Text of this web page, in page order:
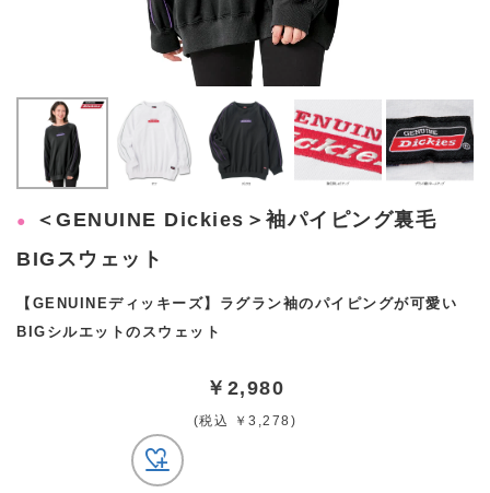
＜GENUINE Dickies＞袖パイピング裏毛
BIGスウェット
【GENUINEディッキーズ】ラグラン袖のパイピングが可愛い
BIGシルエットのスウェット
￥2,980
(税込 ￥3,278)